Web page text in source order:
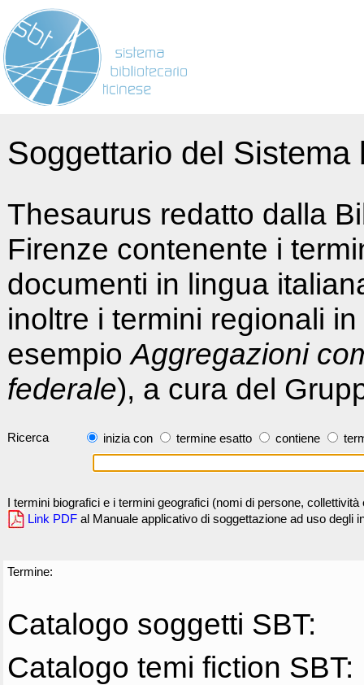
Soggettario del
Thesaurus redatto dalla
Firenze contenente i
documenti in lingua
inoltre i termini regionali
esempioAggregazioni
federale), a cura del
Ricerca inizia con termine esatto contiene
I termini biografici e i termini geografici (nomi di persone,
Link PDF al Manuale applicativo di soggettazione ad uso degli
Termine:
Catalogo soggetti SBT:
Catalogo temi fiction SBT: